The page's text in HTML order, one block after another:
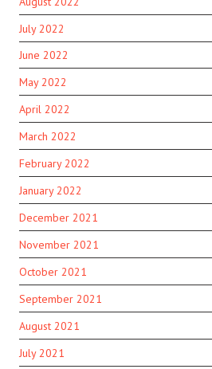
July 2022
June 2022
May 2022
April 2022
March 2022
February 2022
January 2022
December 2021
November 2021
October 2021
September 2021
August 2021
July 2021